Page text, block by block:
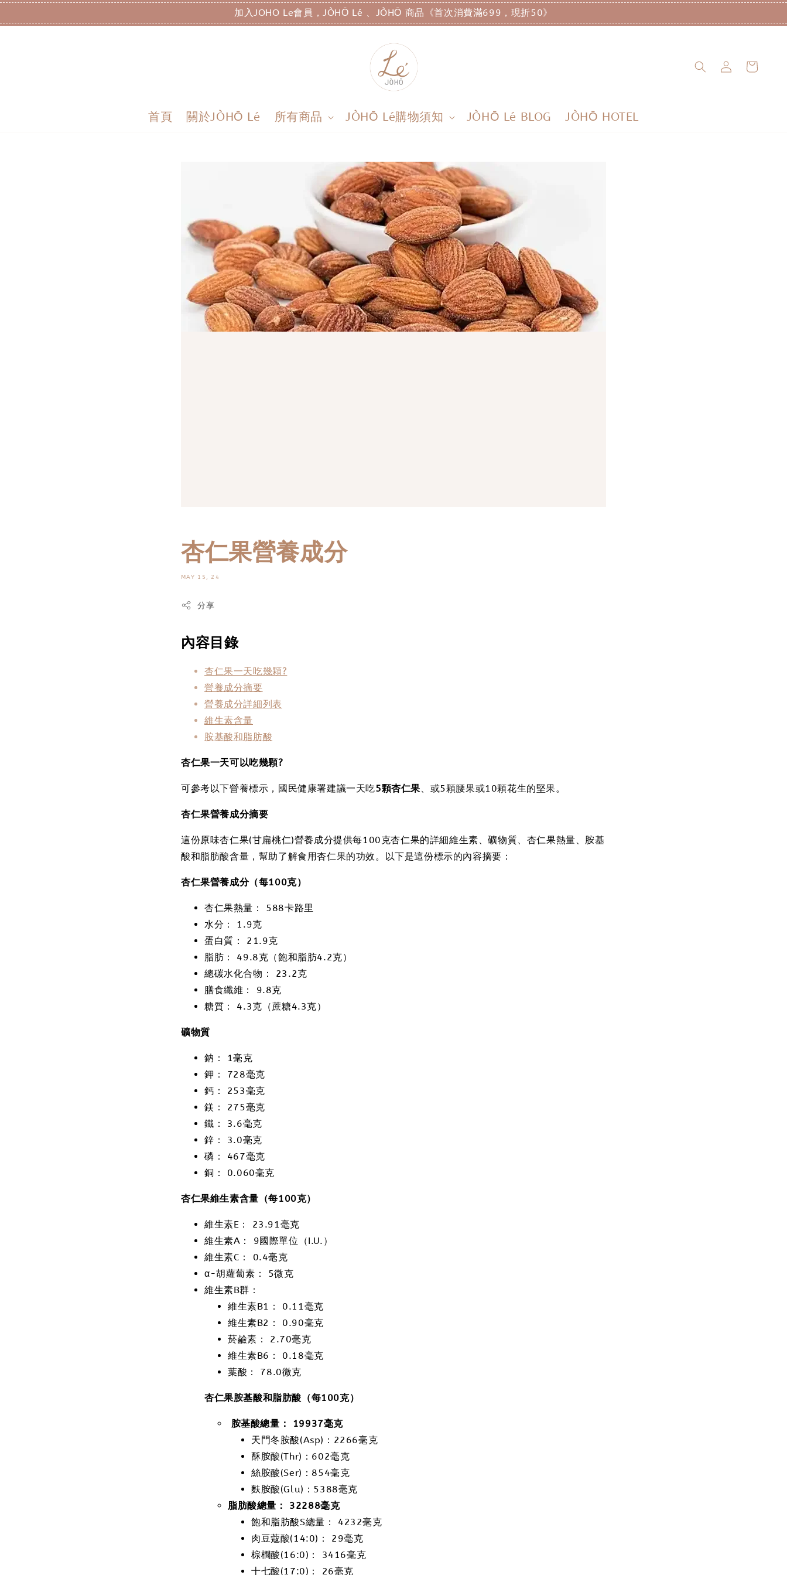
加入JOHO Le會員，JÒHŌ Lé 、JÒHŌ 商品《首次消費滿699，現折50》
首頁 關於JÒHŌ Lé 所有商品 JÒHŌ Lé購物須知 JÒHŌ Lé BLOG JÒHŌ HOTEL
杏仁果營養成分
MAY 15, 24
分享
內容目錄
杏仁果一天吃幾顆?
營養成分摘要
營養成分詳細列表
維生素含量
胺基酸和脂肪酸
杏仁果一天可以吃幾顆?
可參考以下營養標示，國民健康署建議一天吃5顆杏仁果 、或5顆腰果或10顆花生的堅果。
杏仁果營養成分摘要
這份原味杏仁果(甘扁桃仁)營養成分提供每100克杏仁果的詳細維生素、礦物質、杏仁果熱量、胺基
酸和脂肪酸含量，幫助了解食用杏仁果的功效。以下是這份標示的內容摘要：
杏仁果營養成分（每100克）
杏仁果熱量： 588卡路里
水分： 1.9克
蛋白質： 21.9克
脂肪： 49.8克（飽和脂肪4.2克）
總碳水化合物： 23.2克
膳食纖維： 9.8克
糖質： 4.3克（蔗糖4.3克）
礦物質
鈉： 1毫克
鉀： 728毫克
鈣： 253毫克
鎂： 275毫克
鐵： 3.6毫克
鋅： 3.0毫克
磷： 467毫克
銅： 0.060毫克
杏仁果維生素含量（每100克）
維生素E： 23.91毫克
維生素A： 9國際單位（I.U.）
維生素C： 0.4毫克
α-胡蘿蔔素： 5微克
維生素B群：
維生素B1： 0.11毫克
維生素B2： 0.90毫克
菸鹼素： 2.70毫克
維生素B6： 0.18毫克
葉酸： 78.0微克
杏仁果胺基酸和脂肪酸（每100克）
胺基酸總量： 19937毫克
天門冬胺酸(Asp)：2266毫克
酥胺酸(Thr)：602毫克
絲胺酸(Ser)：854毫克
麩胺酸(Glu)：5388毫克
脂肪酸總量：
32288毫克
飽和脂肪酸S總量： 4232毫克
肉豆蔻酸(14:0)： 29毫克
棕櫚酸(16:0)： 3416毫克
十七酸(17:0)： 26毫克